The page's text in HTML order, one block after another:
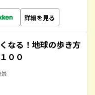
詳細を見る
なる！地球の歩き方
００